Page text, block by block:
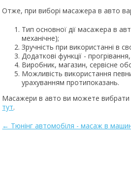
Отже, при виборі масажера в авто
Тип основної дії масажера в
механічне);
Зручність при використанні в
Додаткові функції -
Виробник, магазин, сервісне
Можливість використання
урахуванням протипоказань.
Масажери в авто ви можете вибрати
тут.
← Тюнінг автомобіля - масаж в